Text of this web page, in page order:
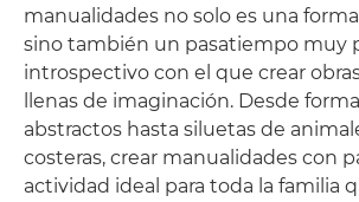
manualidades no solo es una
sino también un pasatiempo muy
introspectivo con el que crear
llenas de imaginación. Desde
abstractos hasta siluetas de
costeras, crear manualidades con
actividad ideal para toda la familia